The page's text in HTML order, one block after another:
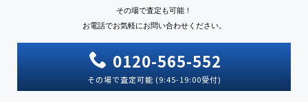
その場で査定も可能！
お電話でお気軽にお問い合わせください。
0120-565-552
その場で査定可能 (9:45-19:00受付)